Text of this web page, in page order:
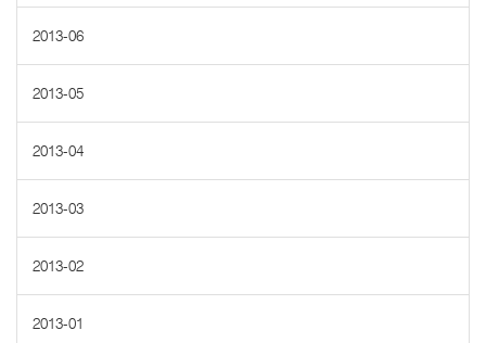
2013-06
2013-05
2013-04
2013-03
2013-02
2013-01